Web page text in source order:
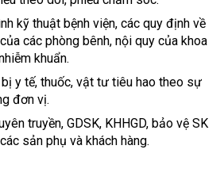
kỹ thuật bệnh viện, các quy định về
các phòng bênh, nội quy của khoa
khuẩn.
y tế, thuốc, vật tư tiêu hao theo sự
đơn vị.
truyền, GDSK, KHHGD, bảo vệ SK
sản phụ và khách hàng.